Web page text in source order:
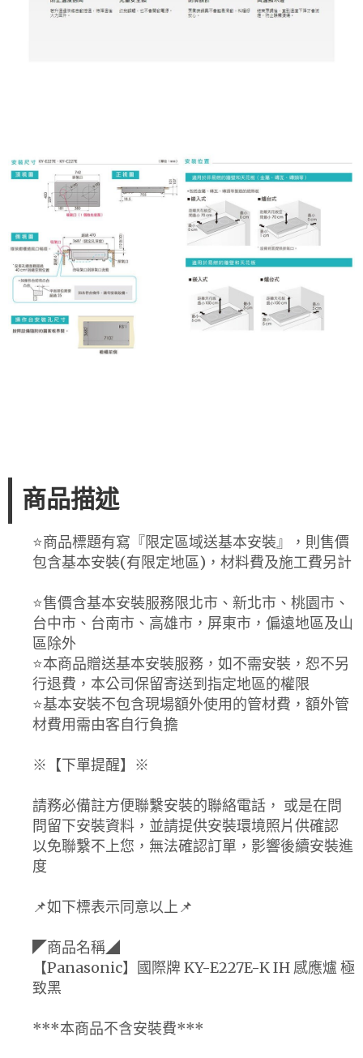
商品描述
⭐️商品標題有寫『限定區域送基本安裝』，則售價
包含基本安裝(有限定地區)，材料費及施工費另計
⭐️售價含基本安裝服務限北市、新北市、桃園市、
台中市、台南市、高雄市，屏東市，偏遠地區及山
區除外
⭐️本商品贈送基本安裝服務，如不需安裝，恕不另
行退費，本公司保留寄送到指定地區的權限
⭐️基本安裝不包含現場額外使用的管材費，額外管
材費用需由客自行負擔
※【下單提醒】※
請務必備註方便聯繫安裝的聯絡電話， 或是在問
問留下安裝資料，並請提供安裝環境照片供確認
以免聯繫不上您，無法確認訂單，影響後續安裝進
度
📌如下標表示同意以上📌
◤商品名稱◢
【Panasonic】國際牌 KY-E227E-K IH 感應爐 極
致黑
***本商品不含安裝費***